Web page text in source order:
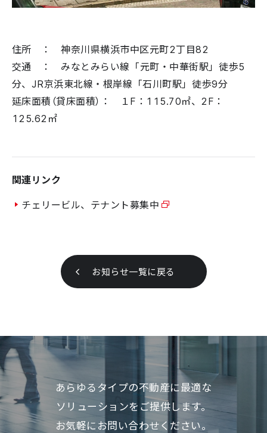
住所 ： 神奈川県横浜市中区元町2丁目82
交通 ： みなとみらい線 「元町・中華街駅」 徒歩5
分、JR京浜東北線・根岸線 「石川町駅」 徒歩9分
延床面積（貸床面積）： １F：115.70㎡、2F：
125.62㎡
関連リンク
チェリービル、テナント募集中
お知らせ一覧に戻る
あらゆるタイプの不動産に最適な
ソリューションをご提供します。
お気軽にお問い合わせください。